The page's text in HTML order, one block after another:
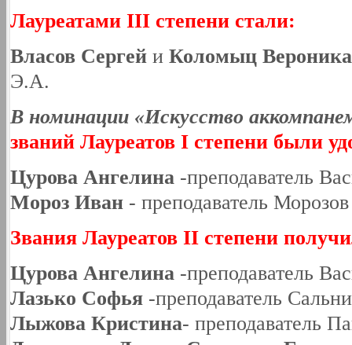
Лауреатами III степени стали:
Власов Сергей и Коломыц
Э.А.
В номинации «Искусство
званий Лауреатов I степени были
Цурова Ангелина -преподаватель
Мороз Иван - преподаватель
Звания Лауреатов II степени
Цурова Ангелина -преподаватель
Лазько Софья -преподаватель
Лыжова Кристина- преподаватель